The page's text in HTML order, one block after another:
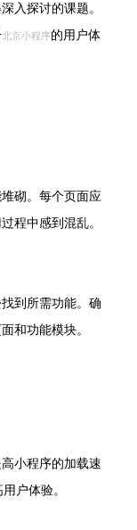
入探讨的课题。
北京小程序的用户体
砌。每个页面应
程中感到混乱。
到所需功能。确
和功能模块。
小程序的加载速
户体验。